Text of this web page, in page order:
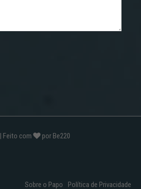
| Feito com por Be220
Sobre o Papo Política de Privacidade